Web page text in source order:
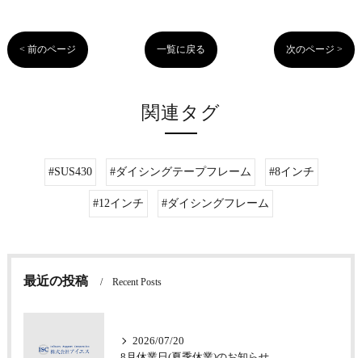
< 前のページ 一覧に戻る 次のページ >
関連タグ
#SUS430 #ダイシングテープフレーム #8インチ
#12インチ #ダイシングフレーム
最近の投稿 Recent Posts
2026/07/20